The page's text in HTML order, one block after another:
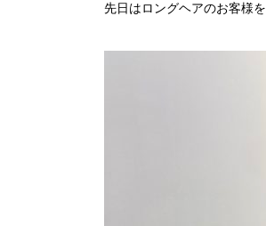
先日はロングヘアのお客様を